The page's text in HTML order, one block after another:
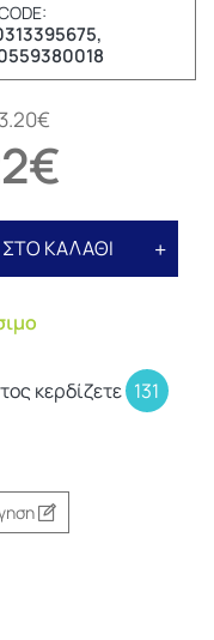
ΣΤΟ ΚΑΛΑΘΙ
κερδίζετε 131